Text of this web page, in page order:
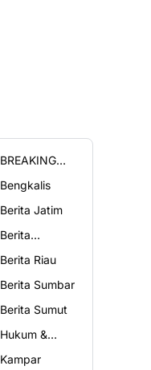
BREAKING
Bengkalis
Berita Jatim
Berita
Berita Riau
Berita Sumbar
Berita Sumut
Hukum &
Kampar